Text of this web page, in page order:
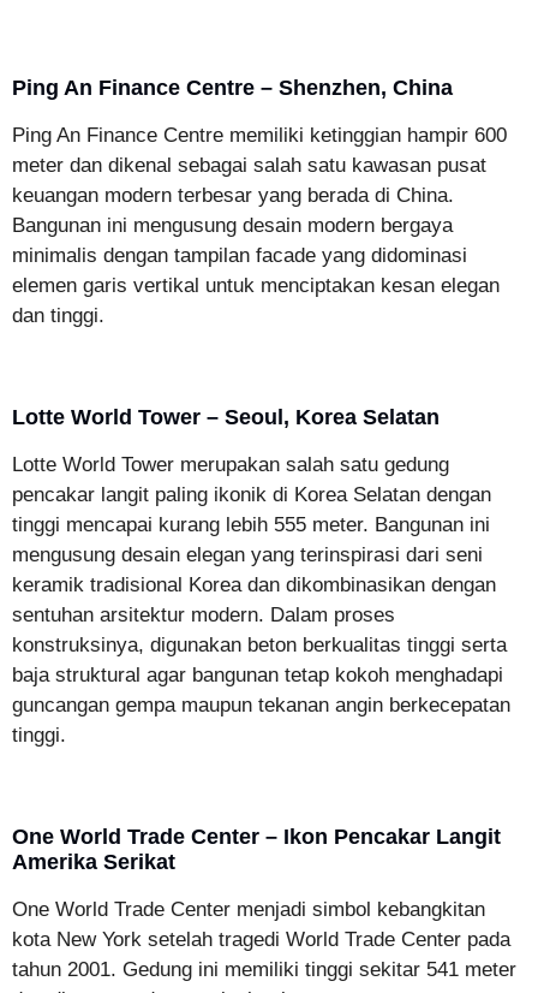
Ping An Finance Centre – Shenzhen, China
Ping An Finance Centre memiliki ketinggian hampir 600
meter dan dikenal sebagai salah satu kawasan pusat
keuangan modern terbesar yang berada di China.
Bangunan ini mengusung desain modern bergaya
minimalis dengan tampilan facade yang didominasi
elemen garis vertikal untuk menciptakan kesan elegan
dan tinggi.
Lotte World Tower – Seoul, Korea Selatan
Lotte World Tower merupakan salah satu gedung
pencakar langit paling ikonik di Korea Selatan dengan
tinggi mencapai kurang lebih 555 meter. Bangunan ini
mengusung desain elegan yang terinspirasi dari seni
keramik tradisional Korea dan dikombinasikan dengan
sentuhan arsitektur modern. Dalam proses
konstruksinya, digunakan beton berkualitas tinggi serta
baja struktural agar bangunan tetap kokoh menghadapi
guncangan gempa maupun tekanan angin berkecepatan
tinggi.
One World Trade Center – Ikon Pencakar Langit
Amerika Serikat
One World Trade Center menjadi simbol kebangkitan
kota New York setelah tragedi World Trade Center pada
tahun 2001. Gedung ini memiliki tinggi sekitar 541 meter